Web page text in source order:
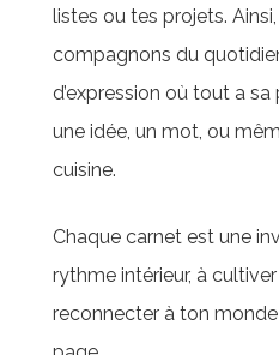
listes ou tes projets.
compagnons du
d’expression où tout a
une idée, un mot, ou
cuisine.
Chaque carnet est une
rythme intérieur, à
reconnecter à ton monde